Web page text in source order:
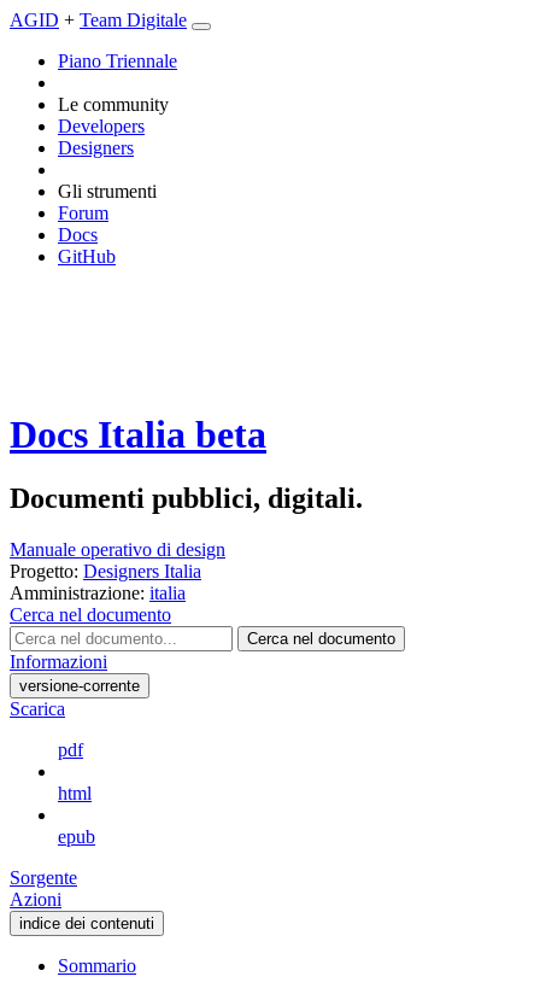
AGID + Team Digitale
Piano Triennale
Le community
Developers
Designers
Gli strumenti
Forum
Docs
GitHub
Docs Italia beta
Documenti pubblici, digitali.
Manuale operativo di design
Progetto: Designers Italia
Amministrazione: italia
Cerca nel documento
Cerca nel documento
Informazioni
versione-corrente
Scarica
pdf
html
epub
Sorgente
Azioni
indice dei contenuti
Sommario